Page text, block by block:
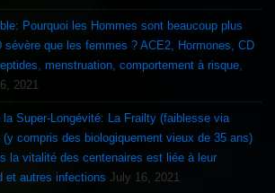
Pourquoi les Hommes sont beaucoup plus
sévère que les femmes ? ACE2, Hormones, CD
menstruation, comportement à risque,
2021
via
compris des biologiquement vieux de 35 ans)
la vitalité des centenaires est liée à leur
et autres infections July 16, 2021